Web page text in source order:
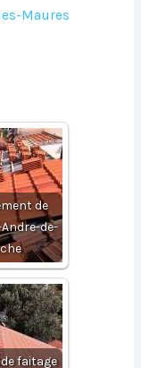
Maures
de
de-
faitage